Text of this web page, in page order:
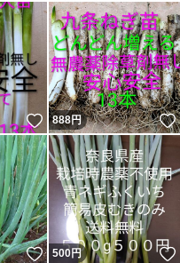
いいね！
888円
いいね！
500円